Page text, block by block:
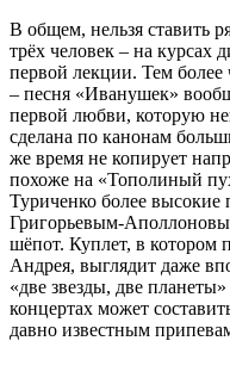
В общем, нельзя ставить
трёх человек – на курсах
первой лекции. Тем более
– песня «Иванушек»
первой любви, которую
сделана по канонам
же время не копирует
похоже на «Тополиный
Туриченко более
Григорьевым-
шёпот. Куплет, в котором
Андрея, выглядит даже
«две звезды, две
концертах может
давно известным